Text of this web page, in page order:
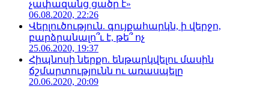
չափազանց ցածր է»
06.08.2020, 22:26
Վերլուծություն. գույքահարկն, ի վերջո,
բարձրանալո՞ւ է, թե՞ ոչ
25.06.2020, 19:37
Հիպնոսի ներքո. ենթարկվելու մասին
ճշմարտությունն ու առասպելը
20.06.2020, 20:09